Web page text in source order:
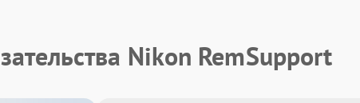
Nikon RemSupport